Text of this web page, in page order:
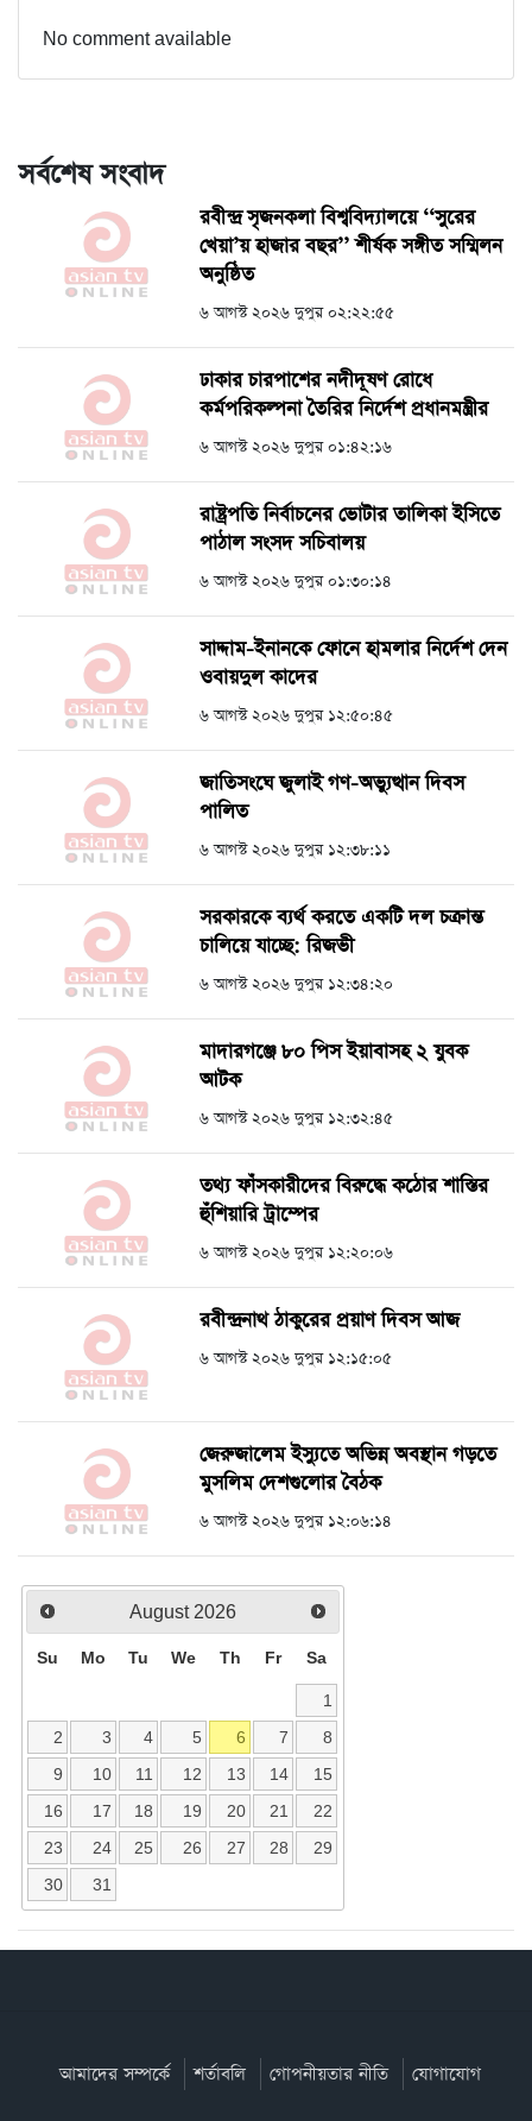
No comment available
সর্বশেষ সংবাদ
রবীন্দ্র সৃজনকলা বিশ্ববিদ্যালয়ে ‘‘সুরের
খেয়া’য় হাজার বছর’’ শীর্ষক সঙ্গীত সম্মিলন
অনুষ্ঠিত
৬ আগস্ট ২০২৬ দুপুর ০২:২২:৫৫
ঢাকার চারপাশের নদীদূষণ রোধে
কর্মপরিকল্পনা তৈরির নির্দেশ প্রধানমন্ত্রীর
৬ আগস্ট ২০২৬ দুপুর ০১:৪২:১৬
রাষ্ট্রপতি নির্বাচনের ভোটার তালিকা ইসিতে
পাঠাল সংসদ সচিবালয়
৬ আগস্ট ২০২৬ দুপুর ০১:৩০:১৪
সাদ্দাম-ইনানকে ফোনে হামলার নির্দেশ দেন
ওবায়দুল কাদের
৬ আগস্ট ২০২৬ দুপুর ১২:৫০:৪৫
জাতিসংঘে জুলাই গণ-অভ্যুত্থান দিবস
পালিত
৬ আগস্ট ২০২৬ দুপুর ১২:৩৮:১১
সরকারকে ব্যর্থ করতে একটি দল চক্রান্ত
চালিয়ে যাচ্ছে: রিজভী
৬ আগস্ট ২০২৬ দুপুর ১২:৩৪:২০
মাদারগঞ্জে ৮০ পিস ইয়াবাসহ ২ যুবক
আটক
৬ আগস্ট ২০২৬ দুপুর ১২:৩২:৪৫
তথ্য ফাঁসকারীদের বিরুদ্ধে কঠোর শাস্তির
হুঁশিয়ারি ট্রাম্পের
৬ আগস্ট ২০২৬ দুপুর ১২:২০:০৬
রবীন্দ্রনাথ ঠাকুরের প্রয়াণ দিবস আজ
৬ আগস্ট ২০২৬ দুপুর ১২:১৫:০৫
জেরুজালেম ইস্যুতে অভিন্ন অবস্থান গড়তে
মুসলিম দেশগুলোর বৈঠক
৬ আগস্ট ২০২৬ দুপুর ১২:০৬:১৪
August 2026
Su Mo Tu We Th Fr Sa
1
2
3 4 5 6 7
8
9
10 11 12 13 14
15
16
17 18 19 20 21
22
23
24 25 26 27 28
29
30
31
আমাদের সম্পর্কে শর্তাবলি গোপনীয়তার নীতি যোগাযোগ